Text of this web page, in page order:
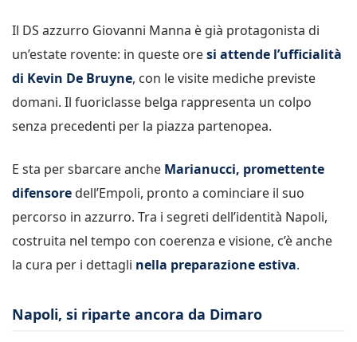
Il DS azzurro Giovanni Manna è già protagonista di
un’estate rovente: in queste oresi attende l’ufficialità
di Kevin De Bruyne, con le visite mediche previste
domani. Il fuoriclasse belga rappresenta un colpo
senza precedenti per la piazza partenopea.
E sta per sbarcare anche Marianucci, promettente
difensore dell’Empoli, pronto a cominciare il suo
percorso in azzurro. Tra i segreti dell’identità Napoli,
costruita nel tempo con coerenza e visione, c’è anche
la cura per i dettagli nella preparazione estiva.
Napoli, si riparte ancora da Dimaro